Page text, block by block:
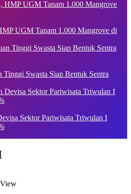
UGM Tanam 1.000 Mangrove di
Tinggi Swasta Siap Bentuk Sentra
Sektor Pariwisata Triwulan I